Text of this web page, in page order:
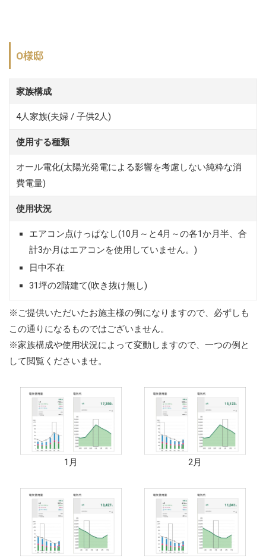
O様邸
家族構成
4人家族(夫婦 / 子供2人)
使用する種類
オール電化(太陽光発電による影響を考慮しない純粋な消
費電量)
使用状況
エアコン点けっぱなし(10月～と4月～の各1か月半、合
計3か月はエアコンを使用していません。)
日中不在
31坪の2階建て(吹き抜け無し)
※ご提供いただいたお施主様の例になりますので、必ずしも
この通りになるものではございません。
※家族構成や使用状況によって変動しますので、一つの例と
して閲覧くださいませ。
1月 2月